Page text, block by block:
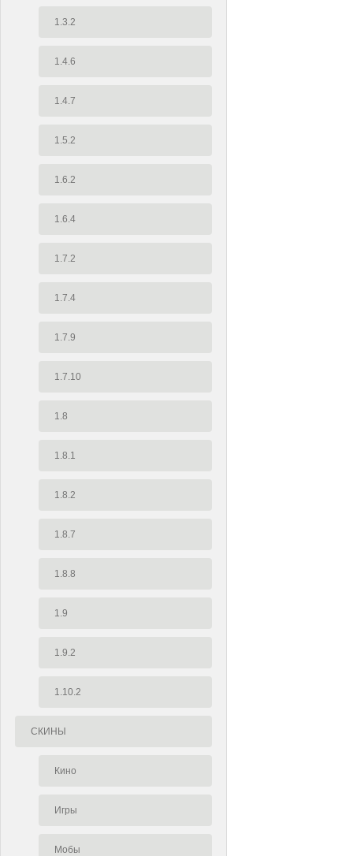
1.3.2
1.4.6
1.4.7
1.5.2
1.6.2
1.6.4
1.7.2
1.7.4
1.7.9
1.7.10
1.8
1.8.1
1.8.2
1.8.7
1.8.8
1.9
1.9.2
1.10.2
СКИНЫ
Кино
Игры
Мобы